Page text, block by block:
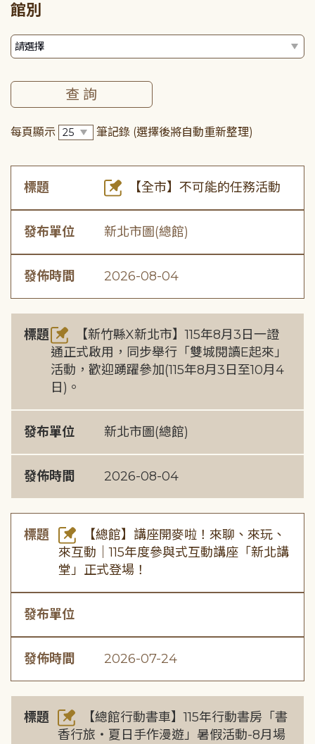
館別
每頁顯示 筆記錄 (選擇後將自動重新整理)
標題 【全市】不可能的任務活動
發布單位 新北市圖(總館)
發佈時間 2026-08-04
標題
【新竹縣X新北市】115年8月3日一證
通正式啟用，同步舉行「雙城閱讀E起來」
活動，歡迎踴躍參加(115年8月3日至10月4
日)。
發布單位 新北市圖(總館)
發佈時間 2026-08-04
標題
【總館】講座開麥啦！來聊、來玩、
來互動｜115年度參與式互動講座「新北講
堂」正式登場！
發布單位
發佈時間 2026-07-24
標題
【總館行動書車】115年行動書房「書
香行旅・夏日手作漫遊」暑假活動-8月場